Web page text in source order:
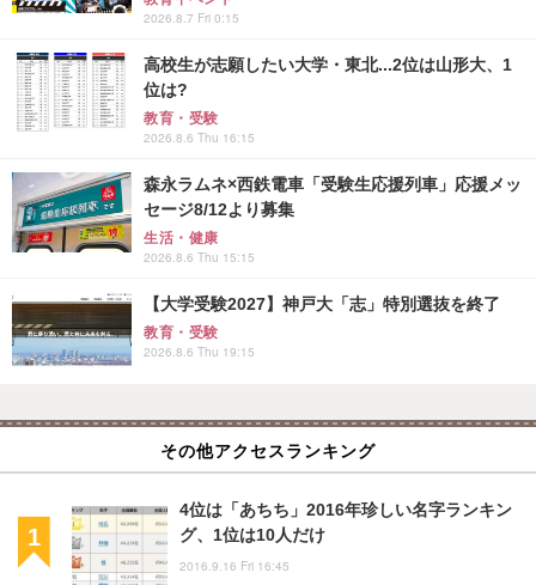
2026.8.7 Fri 0:15
高校生が志願したい大学・東北...2位は山形大、1
位は?
教育・受験
2026.8.6 Thu 16:15
森永ラムネ×西鉄電車「受験生応援列車」応援メッ
セージ8/12より募集
生活・健康
2026.8.6 Thu 15:15
【大学受験2027】神戸大「志」特別選抜を終了
教育・受験
2026.8.6 Thu 19:15
その他アクセスランキング
4位は「あちち」2016年珍しい名字ランキン
グ、1位は10人だけ
2016.9.16 Fri 16:45